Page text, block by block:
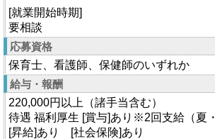
[就業開始時期]
要相談
応募資格
保育士、看護師、保健師のいずれか
給与・報酬
220,000円以上（諸手当含む）
待遇 福利厚生 [賞与]あり※2回支給（夏・
[昇給]あり [社会保険]あり